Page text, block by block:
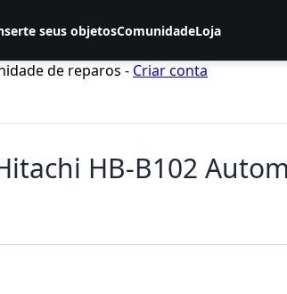
seus objetosComunidadeLoja
de reparos - Criar conta
HB-B102